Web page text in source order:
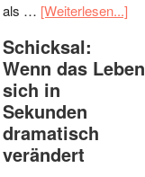
als … [Weiterlesen...]
Schicksal:
Wenn das Leben
sich in
Sekunden
dramatisch
verändert